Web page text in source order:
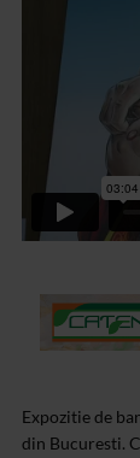
Expozitie de
din Bucuresti.